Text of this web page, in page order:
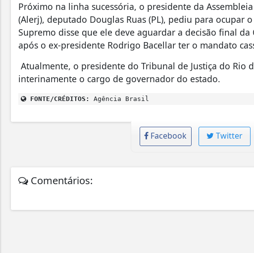
Próximo na linha sucessória, o presidente da
(Alerj), deputado Douglas Ruas (PL), pediu para ocupar
Supremo disse que ele deve aguardar a decisão final
após o ex-presidente Rodrigo Bacellar ter o mandato
Atualmente, o presidente do Tribunal de Justiça do Rio
interinamente o cargo de governador do estado.
FONTE/CRÉDITOS: Agência Brasil
Facebook Twitter
Comentários: